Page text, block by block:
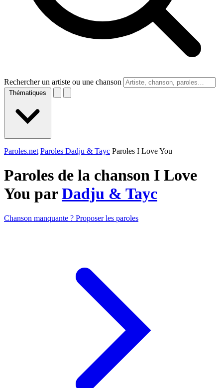
Rechercher un artiste ou une chanson
Thématiques
Paroles.net Paroles Dadju & Tayc Paroles I Love You
Paroles de la chanson I Love
You parDadju & Tayc
Chanson manquante ? Proposer les paroles